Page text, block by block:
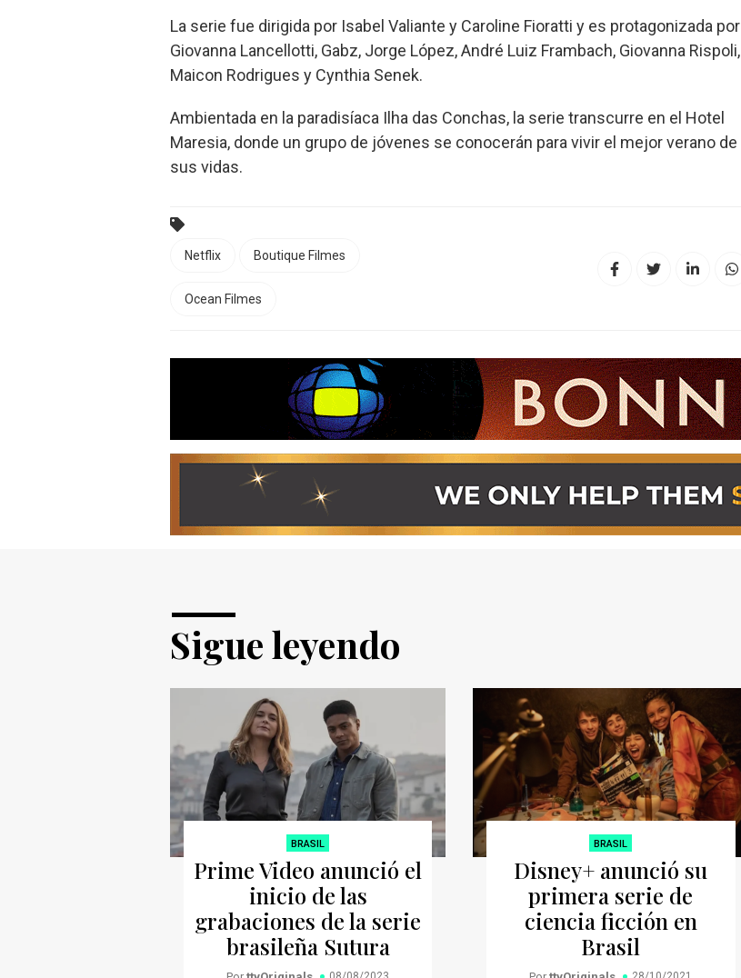
La serie fue dirigida por Isabel Valiante y Caroline Fioratti y es protagonizada por
Giovanna Lancellotti, Gabz, Jorge López, André Luiz Frambach, Giovanna Rispoli,
Maicon Rodrigues y Cynthia Senek.
Ambientada en la paradisíaca Ilha das Conchas, la serie transcurre en el Hotel
Maresia, donde un grupo de jóvenes se conocerán para vivir el mejor verano de
sus vidas.
Netflix Boutique Filmes
Ocean Filmes
Sigue leyendo
BRASIL
Prime Video anunció el
inicio de las
grabaciones de la serie
brasileña Sutura
BRASIL
Disney+ anunció su
primera serie de
ciencia ficción en
Brasil